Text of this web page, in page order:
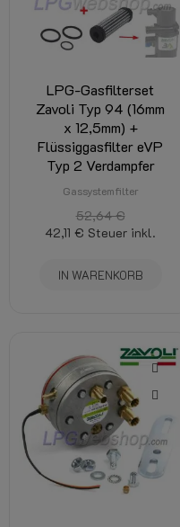
LPG-Gasfilterset
Zavoli Typ 94 (16mm
x 12,5mm) +
Flüssiggasfilter eVP
Typ 2 Verdampfer
Gassystemfilter
52,64 €
42,11 € Steuer inkl.
IN WARENKORB